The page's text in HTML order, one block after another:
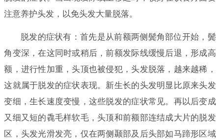
注意养护头发，以免头发大量脱落。
脱发的症状有：首先是从前额两侧鬓角部位开始，鬓
角变深，在这同时或稍后，前额发际线缓慢后退，形成高
额，进行性加重，头顶也被侵犯，头发脱落，越来越稀，
这就属于脱发的症状表现。新生长的头发明显比原来头发
变细，生长速度变慢，这些脱发的症状常见。再以后变成
又细又短的毳毛样软毛，头顶和前额部连结成大片的脱发
区，头发光滑发亮，仅在两侧颞部及后头部如马蹄形区域